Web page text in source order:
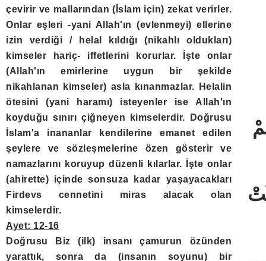
çevirir ve mallarından (İslam için) zekat verirler.
Onlar eşleri -yani Allah'ın (evlenmeyi) ellerine
izin verdiği / helal kıldığı (nikahlı oldukları)
kimseler hariç- iffetlerini korurlar. İşte onlar
(Allah'ın emirlerine uygun bir şekilde
nikahlanan kimseler) asla kınanmazlar. Helalin
ötesini (yani haramı) isteyenler ise Allah'ın
koyduğu sınırı çiğneyen kimselerdir. Doğrusu
İslam'a inananlar kendilerine emanet edilen
şeylere ve sözleşmelerine özen gösterir ve
namazlarını koruyup düzenli kılarlar. İşte onlar
(ahirette) içinde sonsuza kadar yaşayacakları
Firdevs cennetini miras alacak olan
kimselerdir.
Ayet: 12-16
Doğrusu Biz (ilk) insanı çamurun özünden
yarattık, sonra da (insanın soyunu) bir